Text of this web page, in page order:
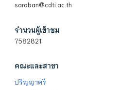
saraban@cdti.ac.th
จำนวนผู้เข้าชม
7582821
คณะและสาขา
ปริญญาตรี